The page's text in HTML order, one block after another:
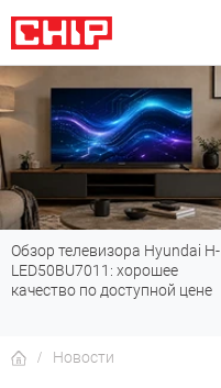
Обзор телевизора Hyundai H-
LED50BU7011: хорошее
качество по доступной цене
Новости